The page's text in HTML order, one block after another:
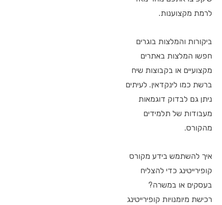
לרמת מקצוענות.
ביקורות והמלצות בוגרים
חפשו המלצות באתרים
מקצועיים או בקבוצות שיח
ברשת כמו לינקדאין. לעיתים
ניתן גם לבדוק דוגמאות
מעבודות של תלמידים
מהקורס.
איך להשתמש בידע מקורס
קופירייטינג כדי להצליח
בעסקים או במשרה?
רכישת מיומנויות קופירייטינג